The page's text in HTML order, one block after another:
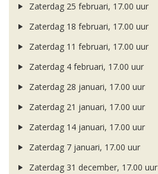
Zaterdag 25 februari, 17.00 uur
Zaterdag 18 februari, 17.00 uur
Zaterdag 11 februari, 17.00 uur
Zaterdag 4 februari, 17.00 uur
Zaterdag 28 januari, 17.00 uur
Zaterdag 21 januari, 17.00 uur
Zaterdag 14 januari, 17.00 uur
Zaterdag 7 januari, 17.00 uur
Zaterdag 31 december, 17.00 uur